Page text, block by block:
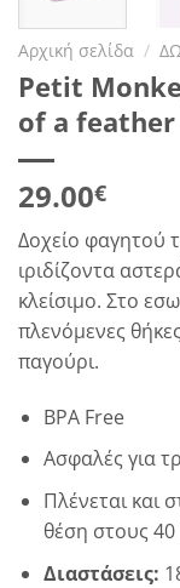
Αρχική σελίδα /
Petit
of a feather
29.00€
Δοχείο φαγητού
ιριδίζοντα
κλείσιμο. Στο
πλενόμενες
παγούρι.
BPA Free
Ασφαλές για
Πλένεται και
θέση στους
Διαστάσεις: